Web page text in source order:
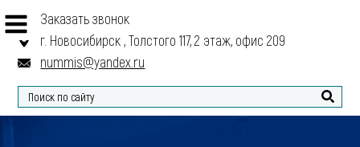
Заказать звонок
г. Новосибирск , Толстого 117, 2 этаж, офис 209
nummis@yandex.ru
Найти